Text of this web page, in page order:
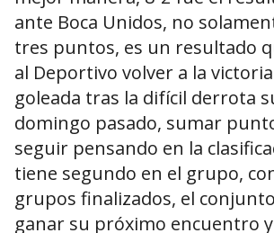
ante Boca Unidos, no
tres puntos, es un resultado
al Deportivo volver a la
goleada tras la difícil derrota
domingo pasado, sumar
seguir pensando en la
tiene segundo en el grupo,
grupos finalizados, el
ganar su próximo encuentro